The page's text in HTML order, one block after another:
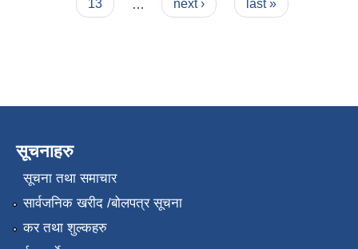
13 next › last »
सूचनाहरु
सूचना तथा समाचार
सार्वजनिक खरीद /बोलपत्र सूचना
कर तथा शुल्कहरु